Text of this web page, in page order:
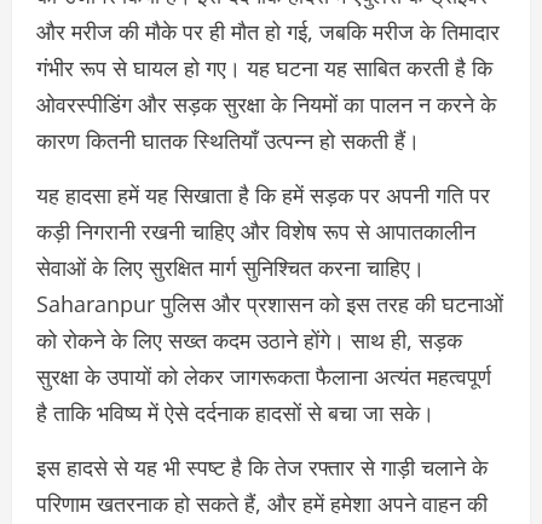
और मरीज की मौके पर ही मौत हो गई, जबकि मरीज के तिमादार
गंभीर रूप से घायल हो गए। यह घटना यह साबित करती है कि
ओवरस्पीडिंग और सड़क सुरक्षा के नियमों का पालन न करने के
कारण कितनी घातक स्थितियाँ उत्पन्न हो सकती हैं।
यह हादसा हमें यह सिखाता है कि हमें सड़क पर अपनी गति पर
कड़ी निगरानी रखनी चाहिए और विशेष रूप से आपातकालीन
सेवाओं के लिए सुरक्षित मार्ग सुनिश्चित करना चाहिए।
Saharanpur पुलिस और प्रशासन को इस तरह की घटनाओं
को रोकने के लिए सख्त कदम उठाने होंगे। साथ ही, सड़क
सुरक्षा के उपायों को लेकर जागरूकता फैलाना अत्यंत महत्वपूर्ण
है ताकि भविष्य में ऐसे दर्दनाक हादसों से बचा जा सके।
इस हादसे से यह भी स्पष्ट है कि तेज रफ्तार से गाड़ी चलाने के
परिणाम खतरनाक हो सकते हैं, और हमें हमेशा अपने वाहन की